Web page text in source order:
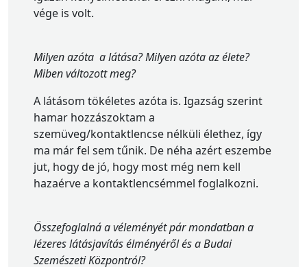
vége is volt.
Milyen azóta a látása? Milyen azóta az élete?
Miben változott meg?
A látásom tökéletes azóta is. Igazság szerint
hamar hozzászoktam a
szemüveg/kontaktlencse nélküli élethez, így
ma már fel sem tűnik. De néha azért eszembe
jut, hogy de jó, hogy most még nem kell
hazaérve a kontaktlencsémmel foglalkozni.
Összefoglalná a véleményét pár mondatban a
lézeres látásjavítás élményéről és a Budai
Szemészeti Központról?